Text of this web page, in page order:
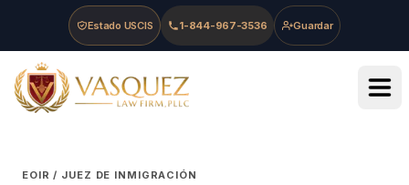
Skip to main content
Skip to navigation
Skip to footer
Estado USCIS 1-844-967-3536 Guardar
Vasquez Law Firm - Home
EOIR / JUEZ DE INMIGRACIÓN